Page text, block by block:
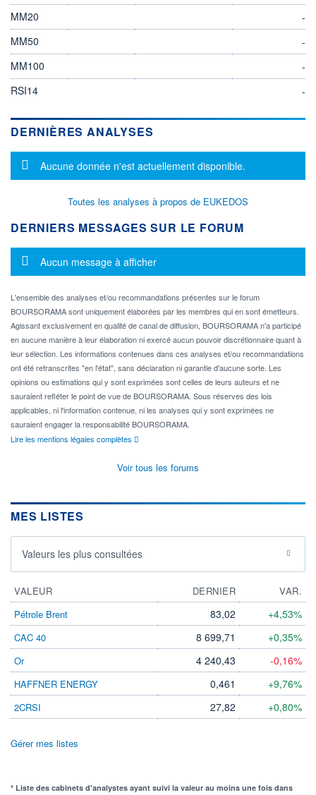
MM20
-
MM50
-
MM100
-
RSI14
-
DERNIÈRES ANALYSES
Message d'information
Aucune donnée n'est actuellement disponible.
Toutes les analyses à propos de EUKEDOS
DERNIERS MESSAGES SUR LE FORUM
Message d'information
Aucun message à afficher
L'ensemble des analyses et/ou recommandations présentes sur le forum
BOURSORAMA sont uniquement élaborées par les membres qui en sont émetteurs.
Agissant exclusivement en qualité de canal de diffusion, BOURSORAMA n'a participé
en aucune manière à leur élaboration ni exercé aucun pouvoir discrétionnaire quant à
leur sélection. Les informations contenues dans ces analyses et/ou recommandations
ont été retranscrites "en l'état", sans déclaration ni garantie d'aucune sorte. Les
opinions ou estimations qui y sont exprimées sont celles de leurs auteurs et ne
sauraient refléter le point de vue de BOURSORAMA. Sous réserves des lois
applicables, ni l'information contenue, ni les analyses qui y sont exprimées ne
sauraient engager la responsabilité BOURSORAMA.
Lire les mentions légales complètes
Voir tous les forums
MES LISTES
Valeurs les plus consultées
VALEUR DERNIER
VAR.
Pétrole Brent
83,02 +4,53%
CAC 40 8 699,71 +0,35%
Or 4 240,43 -0,16%
HAFFNER ENERGY 0,461 +9,76%
2CRSI 27,82 +0,80%
Gérer mes listes
* Liste des cabinets d'analystes ayant suivi la valeur au moins une fois dans